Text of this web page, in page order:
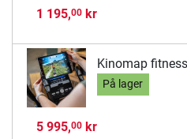
1 195,00kr
Kinomap
På lager
5 995,00kr